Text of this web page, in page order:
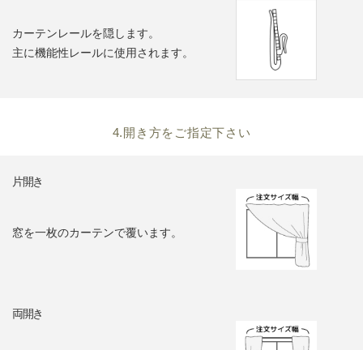
カーテンレールを隠します。
主に機能性レールに使用されます。
4.開き方をご指定下さい
片開き
窓を一枚のカーテンで覆います。
両開き